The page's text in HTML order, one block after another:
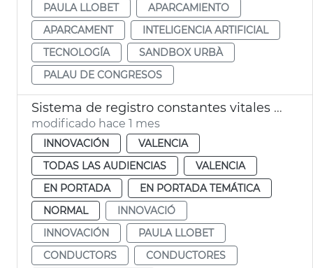
PAULA LLOBET
APARCAMIENTO
APARCAMENT
INTELIGENCIA ARTIFICIAL
TECNOLOGÍA
SANDBOX URBÀ
PALAU DE CONGRESOS
Sistema de registro constantes vitales conductores València
modificado hace 1 mes
INNOVACIÓN
VALENCIA
TODAS LAS AUDIENCIAS
VALENCIA
EN PORTADA
EN PORTADA TEMÁTICA
NORMAL
INNOVACIÓ
INNOVACIÓN
PAULA LLOBET
CONDUCTORS
CONDUCTORES